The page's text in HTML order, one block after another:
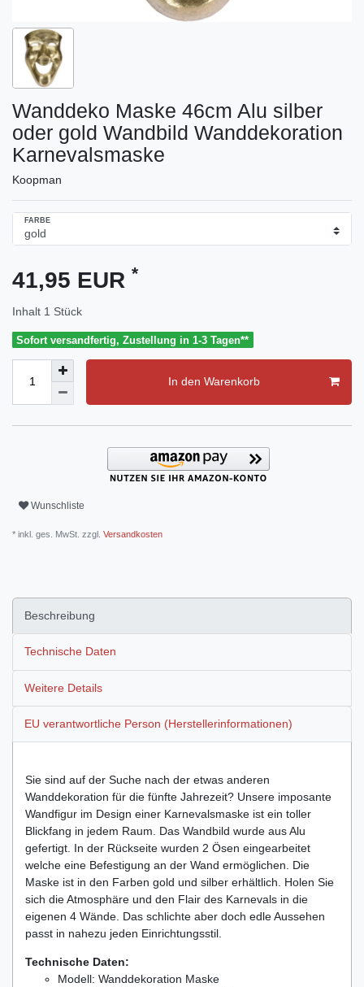
Wanddeko Maske 46cm Alu silber
oder gold Wandbild Wanddekoration
Karnevalsmaske
Koopman
FARBE
41,95 EUR *
Inhalt 1 Stück
Sofort versandfertig, Zustellung in 1-3 Tagen**
In den Warenkorb
Wunschliste
* inkl. ges. MwSt. zzgl. Versandkosten
Beschreibung
Technische Daten
Weitere Details
EU verantwortliche Person (Herstellerinformationen)
Sie sind auf der Suche nach der etwas anderen
Wanddekoration für die fünfte Jahrezeit? Unsere imposante
Wandfigur im Design einer Karnevalsmaske ist ein toller
Blickfang in jedem Raum. Das Wandbild wurde aus Alu
gefertigt. In der Rückseite wurden 2 Ösen eingearbeitet
welche eine Befestigung an der Wand ermöglichen. Die
Maske ist in den Farben gold und silber erhältlich. Holen Sie
sich die Atmosphäre und den Flair des Karnevals in die
eigenen 4 Wände. Das schlichte aber doch edle Aussehen
passt in nahezu jeden Einrichtungsstil.
Technische Daten:
Modell: Wanddekoration Maske